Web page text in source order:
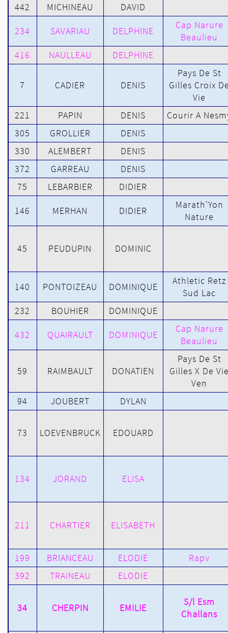
442
MICHINEAU DAVID
234 SAVARIAU DELPHINE
Cap Narure
Beaulieu
416
NAULLEAU DELPHINE
7 CADIER DENIS
Pays De St
Gilles Croix
Vie
221
PAPIN DENIS
Courir A
305
GROLLIER
DENIS
330
ALEMBERT
DENIS
372
GARREAU
DENIS
75
LEBARBIER DIDIER
146 MERHAN DIDIER
Marath'Yon
Nature
45 PEUDUPIN DOMINIC
140 PONTOIZEAU DOMINIQUE
Athletic Retz
Sud Lac
232
BOUHIER DOMINIQUE
432 QUAIRAULT DOMINIQUE
Cap Narure
Beaulieu
59 RAIMBAULT DONATIEN
Pays De St
Gilles X De
Ven
94
JOUBERT DYLAN
73 LOEVENBRUCK EDOUARD
134 JORAND ELISA
211 CHARTIER ELISABETH
199 BRIANCEAU ELODIE
Rapv
392
TRAINEAU ELODIE
34 CHERPIN EMILIE
S/l Esm
Challans